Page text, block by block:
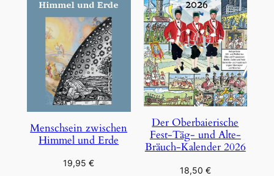
Menschsein zwischen
Himmel und Erde
19,95€
Der Oberbaierische
Fest-Täg- und Alte-
Bräuch-Kalender 2026
18,50 €